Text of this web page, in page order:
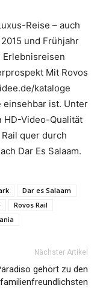
Reise – auch
und Frühjahr
Erlebnisreisen
Mit Rovos
kataloge
ist. Unter
Video-Qualität
quer durch
Dar Es Salaam.
Dar es Salaam
Rovos Rail
Nächster Artikel
gehört zu den